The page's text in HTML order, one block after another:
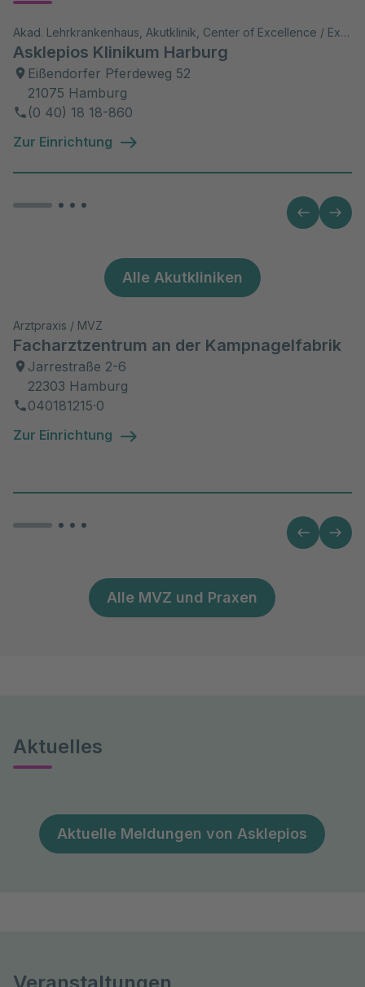
Akad. Lehrkrankenhaus, Akutklinik, Center of Excellence / Exzellenzzentrum, Psychosomatik/Psychiatrie
Asklepios Klinikum Harburg
Eißendorfer Pferdeweg 52
21075 Hamburg
(0 40) 18 18-860
Zur Einrichtung
Alle Akutkliniken
Arztpraxis / MVZ
Facharztzentrum an der Kampnagelfabrik
Jarrestraße 2-6
22303 Hamburg
040181215·0
Zur Einrichtung
Alle MVZ und Praxen
Aktuelles
Aktuelle Meldungen von Asklepios